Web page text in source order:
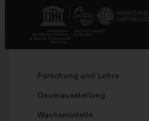
Forschung und Lehre
Dauerausstellung
Wachsmodelle